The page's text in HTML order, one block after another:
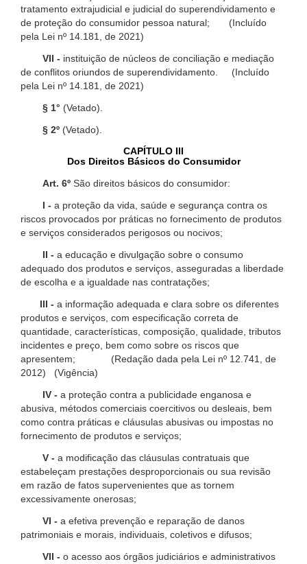
tratamento extrajudicial e judicial do superendividamento e
de proteção do consumidor pessoa natural; (Incluído
pela Lei nº 14.181, de 2021)
VII - instituição de núcleos de conciliação e mediação
de conflitos oriundos de superendividamento. (Incluído
pela Lei nº 14.181, de 2021)
§ 1° (Vetado).
§ 2º (Vetado).
CAPÍTULO III
Dos Direitos Básicos do Consumidor
Art. 6º São direitos básicos do consumidor:
I - a proteção da vida, saúde e segurança contra os
riscos provocados por práticas no fornecimento de produtos
e serviços considerados perigosos ou nocivos;
II - a educação e divulgação sobre o consumo
adequado dos produtos e serviços, asseguradas a liberdade
de escolha e a igualdade nas contratações;
III - a informação adequada e clara sobre os diferentes
produtos e serviços, com especificação correta de
quantidade, características, composição, qualidade, tributos
incidentes e preço, bem como sobre os riscos que
apresentem; (Redação dada pela Lei nº 12.741, de
2012) (Vigência)
IV - a proteção contra a publicidade enganosa e
abusiva, métodos comerciais coercitivos ou desleais, bem
como contra práticas e cláusulas abusivas ou impostas no
fornecimento de produtos e serviços;
V - a modificação das cláusulas contratuais que
estabeleçam prestações desproporcionais ou sua revisão
em razão de fatos supervenientes que as tornem
excessivamente onerosas;
VI - a efetiva prevenção e reparação de danos
patrimoniais e morais, individuais, coletivos e difusos;
VII - o acesso aos órgãos judiciários e administrativos